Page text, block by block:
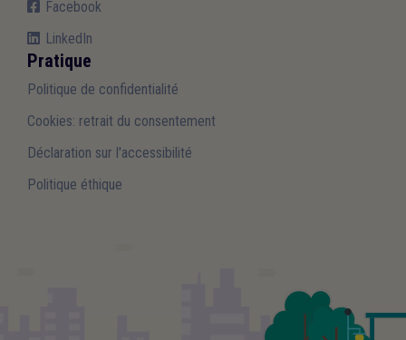
Facebook
LinkedIn
Pratique
Politique de confidentialité
Cookies: retrait du consentement
Déclaration sur l'accessibilité
Politique éthique